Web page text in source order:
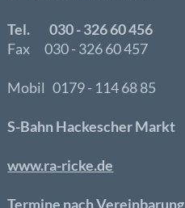
Tel. 030 - 326 60 456
Fax 030 - 326 60 457
Mobil 0179 - 114 68 85
S-Bahn Hackescher Markt
www.ra-ricke.de
Termine nach Vereinbarung